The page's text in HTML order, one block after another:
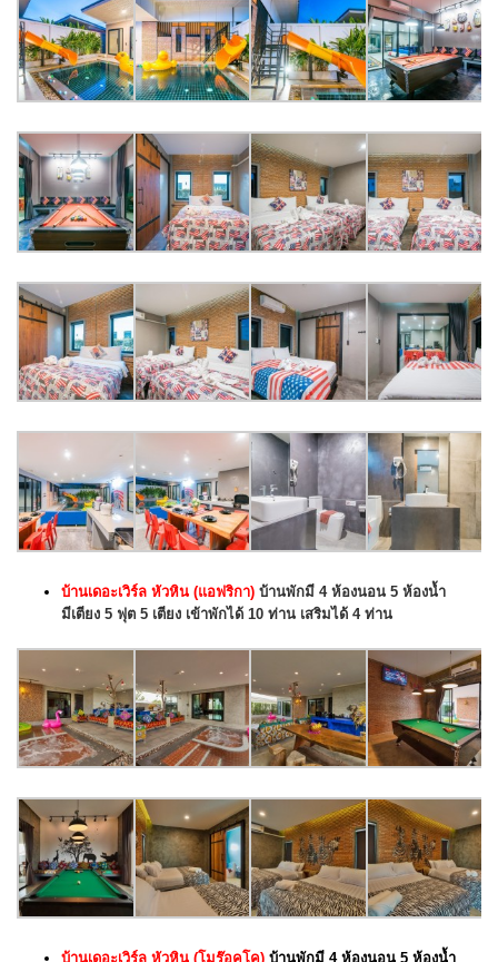
บ้านเดอะเวิร์ล หัวหิน (แอฟริกา) บ้านพักมี 4 ห้องนอน 5 ห้องน้ำ
มีเตียง 5 ฟุต 5 เตียง เข้าพักได้ 10 ท่าน เสริมได้ 4 ท่าน
บ้านเดอะเวิร์ล หัวหิน (โมร๊อคโค) บ้านพักมี 4 ห้องนอน 5 ห้องน้ำ